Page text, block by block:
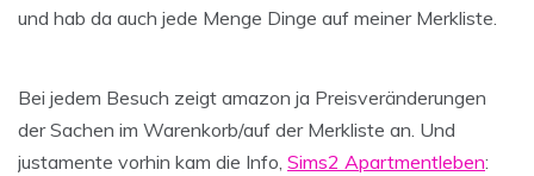
und hab da auch jede Menge Dinge auf meiner Merkliste.
Bei jedem Besuch zeigt amazon ja Preisveränderungen
der Sachen im Warenkorb/auf der Merkliste an. Und
justamente vorhin kam die Info, Sims2 Apartmentleben: